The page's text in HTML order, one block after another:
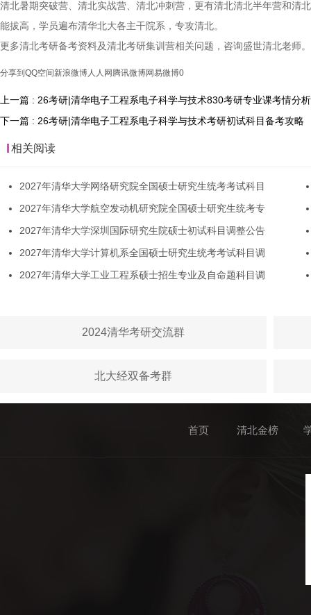
清北暑期突破营、清北实战营、清北冲刺营，更有清北清北半年营和清
能拔高，学员遍布清华北大各主干院系，专攻清北。
更多清北考研备考资料及清北考研集训营相关问题，咨询盛世清北老师。
分享到 QQ空间 新浪微博人人网 腾讯微博网易微博0
上一篇 : 26考研|清华电子工程系电子科学与技术830考研专业课考情分析
下一篇 : 26考研|清华电子工程系电子科学与技术考研初试科目备考攻略
相关阅读
2027年清华大学网络研究院全国硕士研究生统考考试科目
2027年清华大学航空发动机研究院全国硕士研究生统考专
2027年清华大学深圳国际研究生院硕士初试科目调整公告
2027年清华大学计算机系全国硕士研究生统考考试科目调
2027年清华大学工业工程系硕士招生专业及自命题科目调
2024清华考研交流群
北大经双备考群
首页 清北金榜